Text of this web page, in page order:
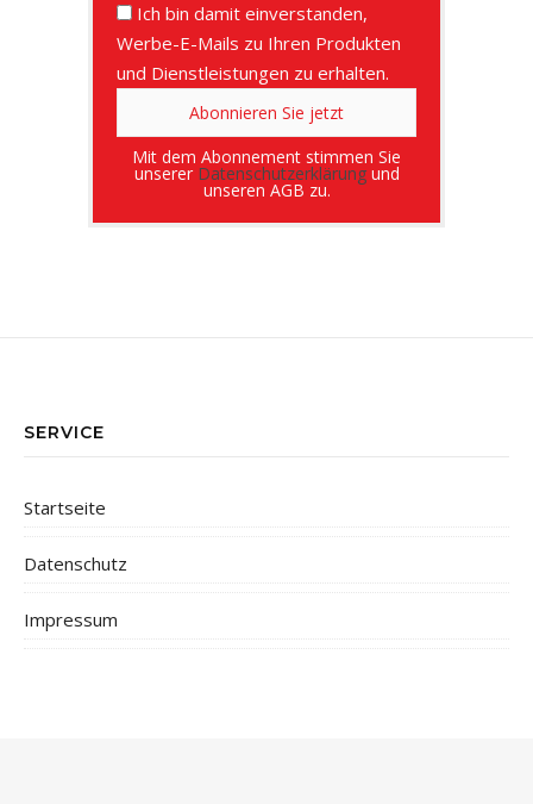
Ich bin damit einverstanden,
Werbe-E-Mails zu Ihren Produkten
und Dienstleistungen zu erhalten.
Mit dem Abonnement stimmen Sie
unserer Datenschutzerklärungund
unseren AGB zu.
SERVICE
Startseite
Datenschutz
Impressum